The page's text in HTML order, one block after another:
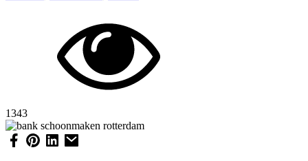
1343